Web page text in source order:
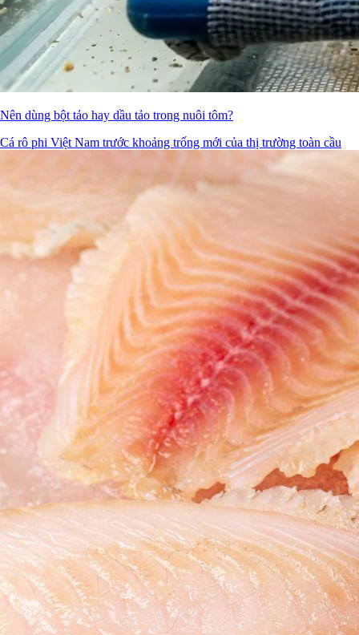
Nên dùng bột tảo hay dầu tảo trong nuôi tôm?
Cá rô phi Việt Nam trước khoảng trống mới của thị trường toàn cầu